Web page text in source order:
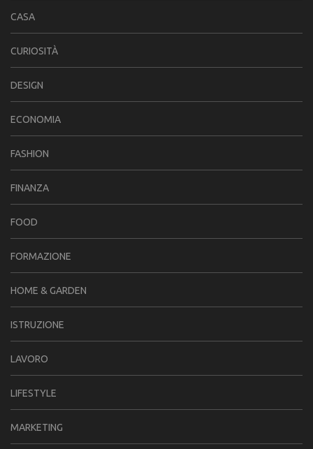
CASA
CURIOSITÀ
DESIGN
ECONOMIA
FASHION
FINANZA
FOOD
FORMAZIONE
HOME & GARDEN
ISTRUZIONE
LAVORO
LIFESTYLE
MARKETING